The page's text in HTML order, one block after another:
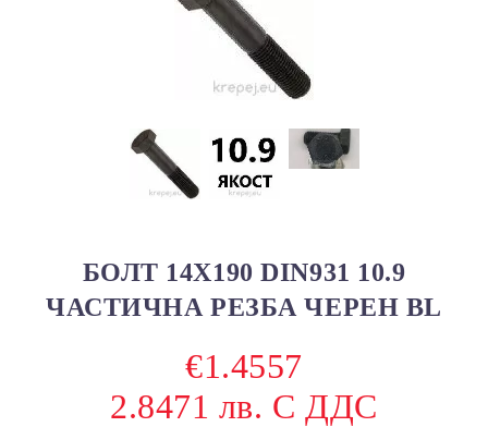
БОЛТ 14Х190 DIN931 10.9
ЧАСТИЧНА РЕЗБА ЧЕРЕН BL
€1.4557
2.8471 лв. С ДДС